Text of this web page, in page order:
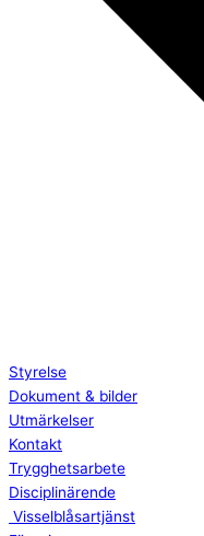
Styrelse
Dokument & bilder
Utmärkelser
Kontakt
Trygghetsarbete
Disciplinärende
Visselblåsartjänst